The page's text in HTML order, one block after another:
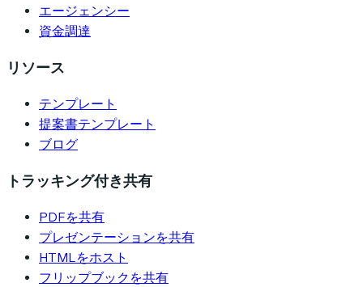
エージェンシー
資金調達
リソース
テンプレート
提案書テンプレート
ブログ
トラッキング付き共有
PDFを共有
プレゼンテーションを共有
HTMLをホスト
フリップブックを共有